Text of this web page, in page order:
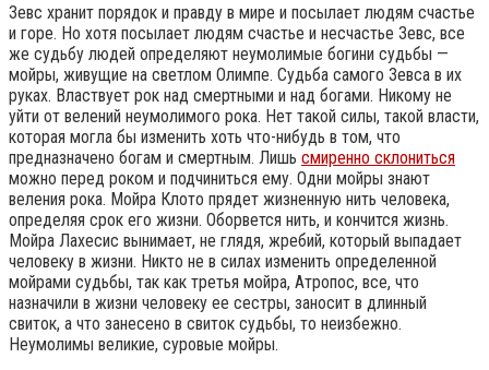
Зевс хранит порядок и правду в мире и посылает людям счастье
и горе. Но хотя посылает людям счастье и несчастье Зевс, все
же судьбу людей определяют неумолимые богини судьбы —
мойры, живущие на светлом Олимпе. Судьба самого Зевса в их
руках. Властвует рок над смертными и над богами. Никому не
уйти от велений неумолимого рока. Нет такой силы, такой власти,
которая могла бы изменить хоть что-нибудь в том, что
предназначено богам и смертным. Лишь смиренно склониться
можно перед роком и подчиниться ему. Одни мойры знают
веления рока. Мойра Клото прядет жизненную нить человека,
определяя срок его жизни. Оборвется нить, и кончится жизнь.
Мойра Лахесис вынимает, не глядя, жребий, который выпадает
человеку в жизни. Никто не в силах изменить определенной
мойрами судьбы, так как третья мойра, Атропос, все, что
назначили в жизни человеку ее сестры, заносит в длинный
свиток, а что занесено в свиток судьбы, то неизбежно.
Неумолимы великие, суровые мойры.